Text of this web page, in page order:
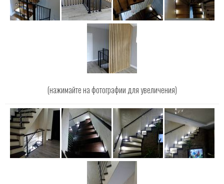
(нажимайте на фотографии для увеличения)